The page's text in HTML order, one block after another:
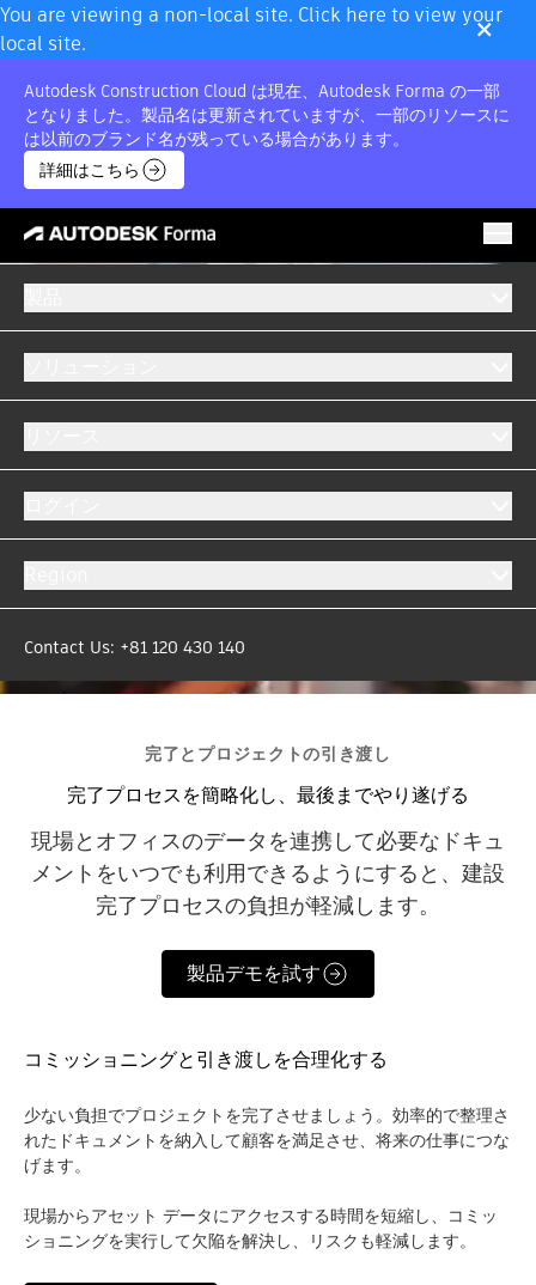
You are viewing a non-local site. Click here to view your
local site.
×
Autodesk Construction Cloud は現在、Autodesk Forma の一部
となりました。製品名は更新されていますが、一部のリソースに
は以前のブランド名が残っている場合があります。
詳細はこちら
Contact Us: +81 120 430 140
完了とプロジェクトの引き渡し
完了プロセスを簡略化し、最後までやり遂げる
現場とオフィスのデータを連携して必要なドキュ
メントをいつでも利用できるようにすると、建設
完了プロセスの負担が軽減します。
製品デモを試す
コミッショニングと引き渡しを合理化する
少ない負担でプロジェクトを完了させましょう。効率的で整理さ
れたドキュメントを納入して顧客を満足させ、将来の仕事につな
げます。
現場からアセット データにアクセスする時間を短縮し、コミッ
ショニングを実行して欠陥を解決し、リスクも軽減します。